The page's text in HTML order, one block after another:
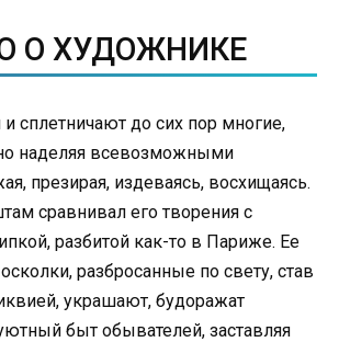
О ХУДОЖНИКЕ
сплетничают до сих пор многие,
наделяя всевозможными
презирая, издеваясь, восхищаясь.
сравнивал его творения с
разбитой как-то в Париже. Ее
разбросанные по свету, став
украшают, будоражат
быт обывателей, заставляя